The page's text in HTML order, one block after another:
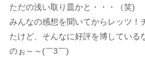
ただの浅い取り皿かと・・・（笑)
みんなの感想を聞いてからレッツ！
たけど、そんなに好評を博している
のぉ～～(￣3￣)